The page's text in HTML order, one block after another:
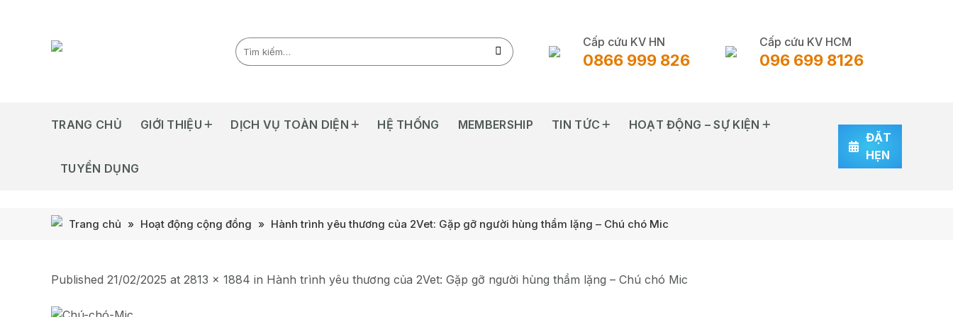
Cấp cứu KV HN
0866 999 826
Cấp cứu KV HCM
096 699 8126
TRANG CHỦ GIỚI THIỆU DỊCH VỤ TOÀN DIỆN HỆ THỐNG MEMBERSHIP TIN TỨC HOẠT ĐỘNG – SỰ KIỆN
TUYỂN DỤNG
ĐẶT
HẸN
Trang chủ » Hoạt động cộng đồng » Hành trình yêu thương của 2Vet: Gặp gỡ người hùng thầm lặng – Chú chó Mic
Published 21/02/2025 at 2813 × 1884 in Hành trình yêu thương của 2Vet: Gặp gỡ người hùng thầm lặng – Chú chó Mic